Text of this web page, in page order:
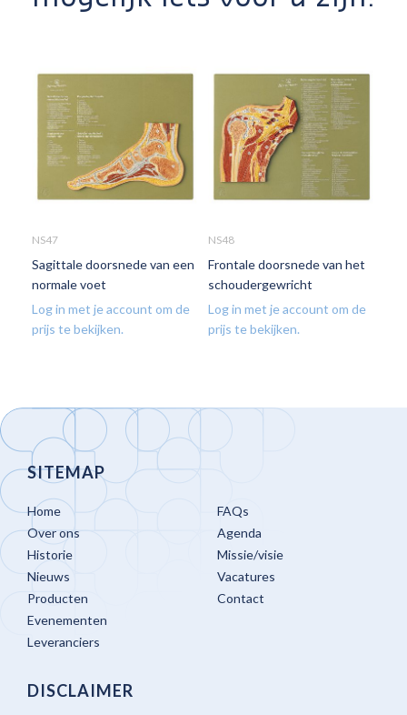
NS47
Sagittale doorsnede van een
normale voet
Log in met je account om de
prijs te bekijken.
NS48
Frontale doorsnede van het
schoudergewricht
Log in met je account om de
prijs te bekijken.
SITEMAP
Home
Over ons
Historie
Nieuws
Producten
Evenementen
Leveranciers
FAQs
Agenda
Missie/visie
Vacatures
Contact
DISCLAIMER